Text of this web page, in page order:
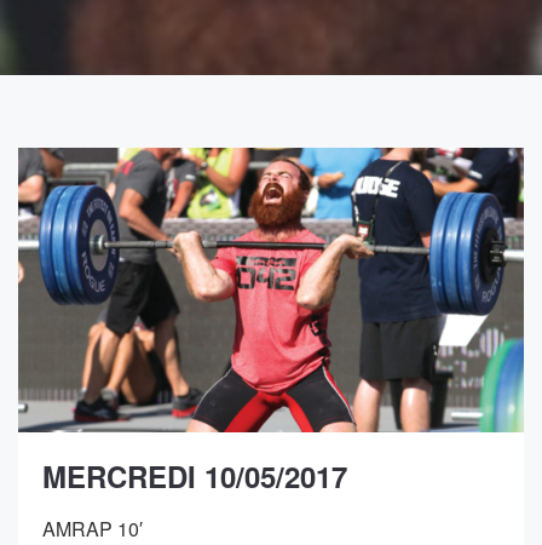
MERCREDI 10/05/2017
AMRAP 10′